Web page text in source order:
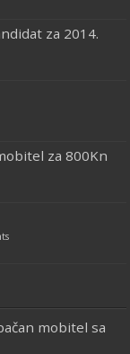
za 2014.
za 800Kn
mobitel sa